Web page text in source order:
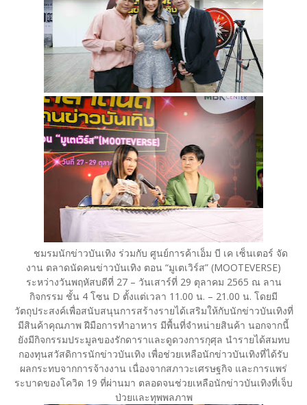
ชมรมนักข่าวบันเทิง ร่วมกับ ศูนย์การค้าเอ็ม บี เค เซ็นเตอร์ จัด
งาน ตลาดนัดคนข่าวบันเทิง ตอน “มูเตเวิร์ส” (MOOTEVERSE)
ระหว่างวันพฤหัสบดีที่ 27 – วันเสาร์ที่ 29 ตุลาคม 2565 ณ ลาน
กิจกรรม ชั้น 4 โซน D ตั้งแต่เวลา 11.00 น. – 21.00 น. โดยมี
วัตถุประสงค์เพื่อสนับสนุนการสร้างรายได้เสริมให้กับนักข่าวบันเทิงที่
มีสินค้าคุณภาพ ฝีมือการทำอาหาร มีพื้นที่จำหน่ายสินค้า นอกจากนี้
ยังมีกิจกรรมประมูลของรักดาราและดูดวงการกุศุล นำรายได้สมทบ
กองทุนสวัสดิการนักข่าวบันเทิง เพื่อช่วยเหลือนักข่าวบันเทิงที่ได้รับ
ผลกระทบจากการจ้างงาน เนื่องจากสภาวะเศรษฐกิจ และการแพร่
ระบาดของโควิด 19 ที่ผ่านมา ตลอดจนช่วยเหลือนักข่าวบันเทิงที่เจ็บ
ป่วยและทุพพลภาพ